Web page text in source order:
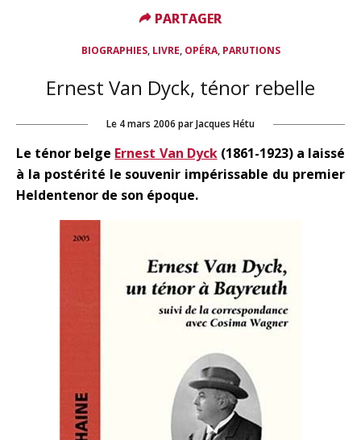
BIOGRAPHIES, LIVRE, OPÉRA, PARUTIONS
Ernest Van Dyck, ténor rebelle
Le 4 mars 2006 parJacques Hétu
Le ténor belge Ernest Van Dyck(1861-1923) a laissé
à la postérité le souvenir impérissable du premier
Heldentenor de son époque.
PARTAGER
PARTAGER